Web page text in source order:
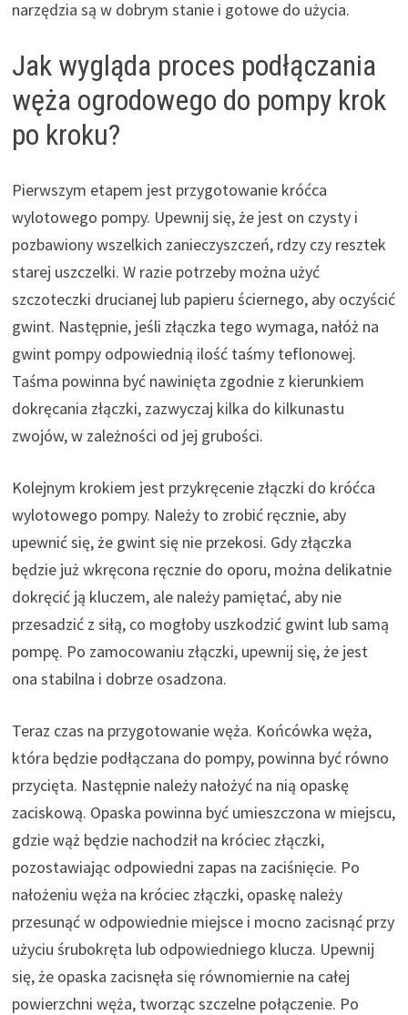
narzędzia są w dobrym stanie i gotowe do użycia.
Jak wygląda proces podłączania
węża ogrodowego do pompy krok
po kroku?
Pierwszym etapem jest przygotowanie króćca
wylotowego pompy. Upewnij się, że jest on czysty i
pozbawiony wszelkich zanieczyszczeń, rdzy czy resztek
starej uszczelki. W razie potrzeby można użyć
szczoteczki drucianej lub papieru ściernego, aby oczyścić
gwint. Następnie, jeśli złączka tego wymaga, nałóż na
gwint pompy odpowiednią ilość taśmy teflonowej.
Taśma powinna być nawinięta zgodnie z kierunkiem
dokręcania złączki, zazwyczaj kilka do kilkunastu
zwojów, w zależności od jej grubości.
Kolejnym krokiem jest przykręcenie złączki do króćca
wylotowego pompy. Należy to zrobić ręcznie, aby
upewnić się, że gwint się nie przekosi. Gdy złączka
będzie już wkręcona ręcznie do oporu, można delikatnie
dokręcić ją kluczem, ale należy pamiętać, aby nie
przesadzić z siłą, co mogłoby uszkodzić gwint lub samą
pompę. Po zamocowaniu złączki, upewnij się, że jest
ona stabilna i dobrze osadzona.
Teraz czas na przygotowanie węża. Końcówka węża,
która będzie podłączana do pompy, powinna być równo
przycięta. Następnie należy nałożyć na nią opaskę
zaciskową. Opaska powinna być umieszczona w miejscu,
gdzie wąż będzie nachodził na króciec złączki,
pozostawiając odpowiedni zapas na zaciśnięcie. Po
nałożeniu węża na króciec złączki, opaskę należy
przesunąć w odpowiednie miejsce i mocno zacisnąć przy
użyciu śrubokręta lub odpowiedniego klucza. Upewnij
się, że opaska zacisnęła się równomiernie na całej
powierzchni węża, tworząc szczelne połączenie. Po